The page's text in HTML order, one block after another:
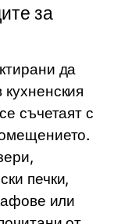
за
да
съчетаят с
печки,
или